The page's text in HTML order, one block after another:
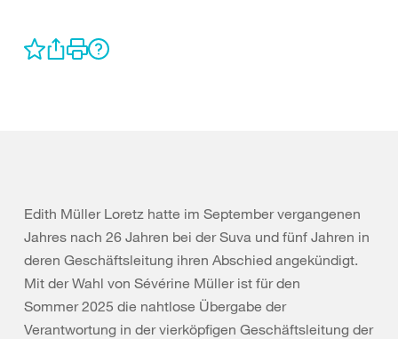
Edith Müller Loretz hatte im September vergangenen
Jahres nach 26 Jahren bei der Suva und fünf Jahren in
deren Geschäftsleitung ihren Abschied angekündigt.
Mit der Wahl von Sévérine Müller ist für den
Sommer 2025 die nahtlose Übergabe der
Verantwortung in der vierköpfigen Geschäftsleitung der